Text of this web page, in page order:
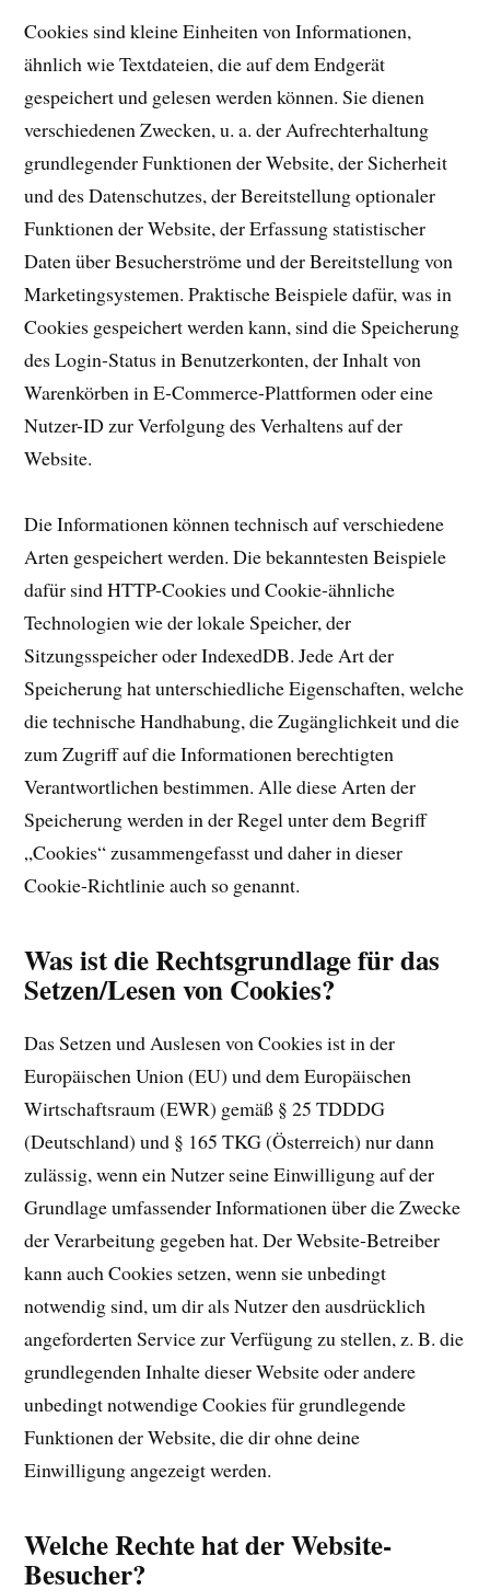
Cookies sind kleine Einheiten von Informationen,
ähnlich wie Textdateien, die auf dem Endgerät
gespeichert und gelesen werden können. Sie dienen
verschiedenen Zwecken, u. a. der Aufrechterhaltung
grundlegender Funktionen der Website, der Sicherheit
und des Datenschutzes, der Bereitstellung optionaler
Funktionen der Website, der Erfassung statistischer
Daten über Besucherströme und der Bereitstellung von
Marketingsystemen. Praktische Beispiele dafür, was in
Cookies gespeichert werden kann, sind die Speicherung
des Login-Status in Benutzerkonten, der Inhalt von
Warenkörben in E-Commerce-Plattformen oder eine
Nutzer-ID zur Verfolgung des Verhaltens auf der
Website.
Die Informationen können technisch auf verschiedene
Arten gespeichert werden. Die bekanntesten Beispiele
dafür sind HTTP-Cookies und Cookie-ähnliche
Technologien wie der lokale Speicher, der
Sitzungsspeicher oder IndexedDB. Jede Art der
Speicherung hat unterschiedliche Eigenschaften, welche
die technische Handhabung, die Zugänglichkeit und die
zum Zugriff auf die Informationen berechtigten
Verantwortlichen bestimmen. Alle diese Arten der
Speicherung werden in der Regel unter dem Begriff
„Cookies“ zusammengefasst und daher in dieser
Cookie-Richtlinie auch so genannt.
Was ist die Rechtsgrundlage für das
Setzen/Lesen von Cookies?
Das Setzen und Auslesen von Cookies ist in der
Europäischen Union (EU) und dem Europäischen
Wirtschaftsraum (EWR) gemäß § 25 TDDDG
(Deutschland) und § 165 TKG (Österreich) nur dann
zulässig, wenn ein Nutzer seine Einwilligung auf der
Grundlage umfassender Informationen über die Zwecke
der Verarbeitung gegeben hat. Der Website-Betreiber
kann auch Cookies setzen, wenn sie unbedingt
notwendig sind, um dir als Nutzer den ausdrücklich
angeforderten Service zur Verfügung zu stellen, z. B. die
grundlegenden Inhalte dieser Website oder andere
unbedingt notwendige Cookies für grundlegende
Funktionen der Website, die dir ohne deine
Einwilligung angezeigt werden.
Welche Rechte hat der Website-
Besucher?